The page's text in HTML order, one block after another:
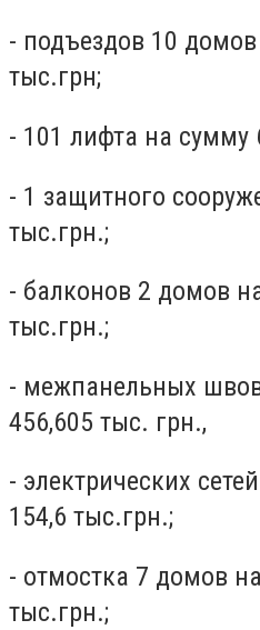
- подъездов 10
тыс.грн;
- 101 лифта на сумму
- 1 защитного
тыс.грн.;
- балконов 2 домов
тыс.грн.;
- межпанельных
456,605 тыс. грн.,
- электрических
154,6 тыс.грн.;
- отмостка 7 домов
тыс.грн.;